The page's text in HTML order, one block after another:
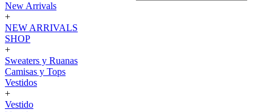
New Arrivals
+
NEW ARRIVALS
SHOP
+
Sweaters y Ruanas
Camisas y Tops
Vestidos
+
Vestido